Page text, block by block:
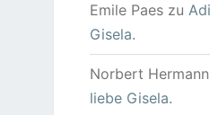
Emile Paeszu
Gisela.
Norbert
liebe Gisela.